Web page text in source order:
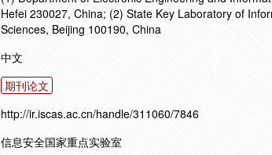
Hefei 230027, China; (2) State Key Laboratory of
Sciences, Beijing 100190, China
中文
期刊论文
http://ir.iscas.ac.cn/handle/311060/7846
信息安全国家重点实验室